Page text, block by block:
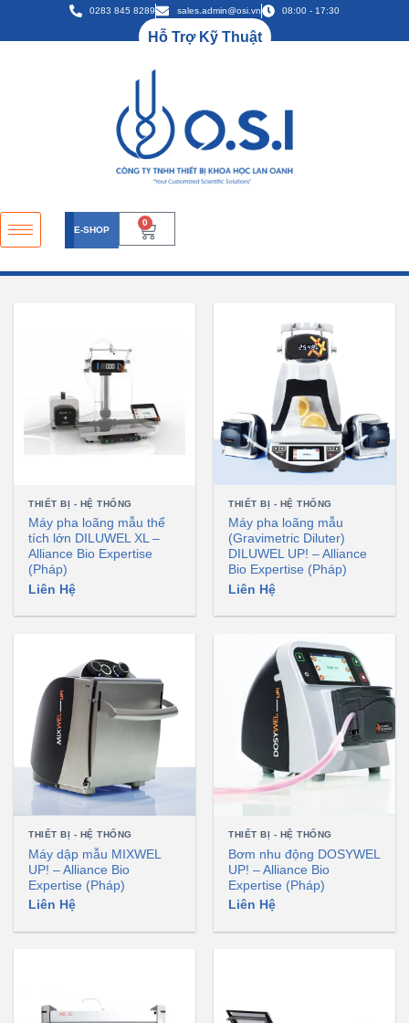
0283 845 8289 sales.admin@osi.vn 08:00 - 17:30
Hỗ Trợ Kỹ Thuật
E-SHOP
0
THIẾT BỊ - HỆ THỐNG
Máy pha loãng mẫu thể
tích lớn DILUWEL XL –
Alliance Bio Expertise
(Pháp)
Liên Hệ
THIẾT BỊ - HỆ THỐNG
Máy pha loãng mẫu
(Gravimetric Diluter)
DILUWEL UP! – Alliance
Bio Expertise (Pháp)
Liên Hệ
THIẾT BỊ - HỆ THỐNG
Máy dập mẫu MIXWEL
UP! – Alliance Bio
Expertise (Pháp)
Liên Hệ
THIẾT BỊ - HỆ THỐNG
Bơm nhu động DOSYWEL
UP! – Alliance Bio
Expertise (Pháp)
Liên Hệ